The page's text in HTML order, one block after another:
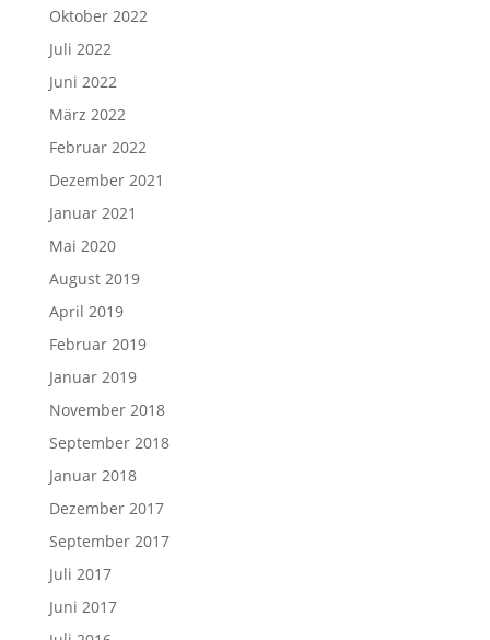
Oktober 2022
Juli 2022
Juni 2022
März 2022
Februar 2022
Dezember 2021
Januar 2021
Mai 2020
August 2019
April 2019
Februar 2019
Januar 2019
November 2018
September 2018
Januar 2018
Dezember 2017
September 2017
Juli 2017
Juni 2017